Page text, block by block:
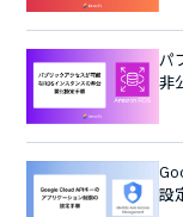
パ
非
設